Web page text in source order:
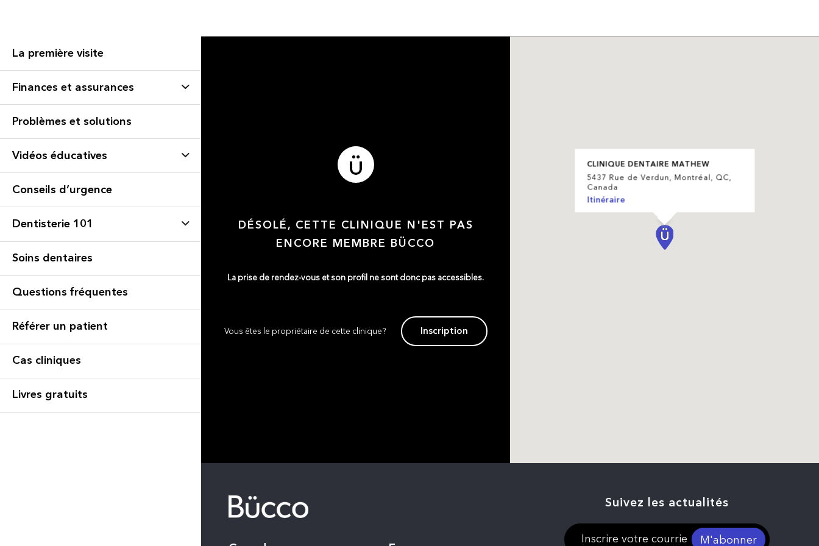
La première visite
Finances et assurances
Problèmes et solutions
Vidéos éducatives
Conseils d’urgence
Dentisterie 101
Soins dentaires
Questions fréquentes
Référer un patient
Cas cliniques
Livres gratuits
DÉSOLÉ, CETTE CLINIQUE N'EST PAS
ENCORE MEMBRE BÜCCO
La prise de rendez-vous et son profil ne sont donc pas accessibles.
Vous êtes le propriétaire de cette clinique? Inscription
CLINIQUE DENTAIRE MATHEW
5437 Rue de Verdun, Montréal, QC,
Canada
Itinéraire
Suivez les actualités
M'abonner